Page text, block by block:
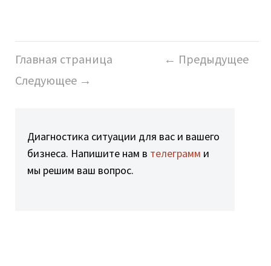
Главная страница
← Предыдущее
Следующее →
Диагностика ситуации для вас и вашего
бизнеса. Напишите нам в телеграмм и
мы решим ваш вопрос.